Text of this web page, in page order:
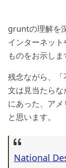
gruntの理解を
インターネッ
ものをお示しま
残念ながら、
文は見当たらな
にあった、ア
と思います。
National